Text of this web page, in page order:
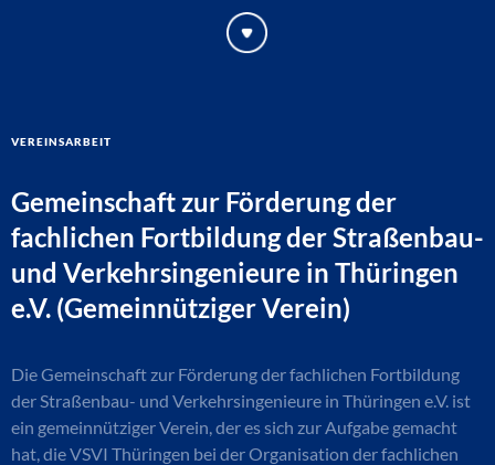
Vereinsarbeit
Gemeinschaft zur Förderung der
fachlichen Fortbildung der Straßenbau-
und Verkehrsingenieure in Thüringen
e.V. (Gemeinnütziger Verein)
Die Gemeinschaft zur Förderung der fachlichen Fortbildung
der Straßenbau- und Verkehrsingenieure in Thüringen e.V. ist
ein gemeinnütziger Verein, der es sich zur Aufgabe gemacht
hat, die VSVI Thüringen bei der Organisation der fachlichen